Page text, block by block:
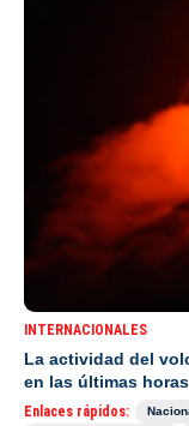
INTERNACIONALES
La actividad del
en las últimas horas
Enlaces rápidos: